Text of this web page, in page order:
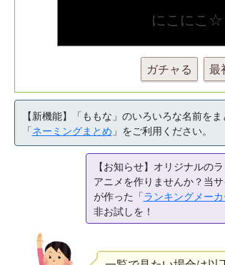
ガチャる 最
【新機能】「ももな」のいろいろな名前を
「ネーミングまとめ 」をご利用ください。
【お知らせ】オリジナルの
アニメを作りませんか？当
が作った「ランキングメー
非お試しを！